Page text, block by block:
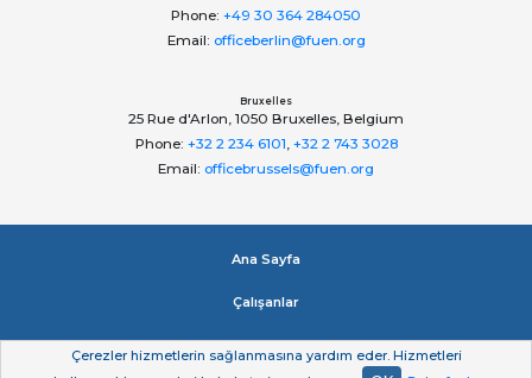
Phone: +49 30 364 284050
Email: officeberlin@fuen.org
Bruxelles
25 Rue d'Arlon, 1050 Bruxelles, Belgium
Phone: +32 2 234 6101 +32 2 743 3028
Email: officebrussels@fuen.org
Ana Sayfa
Çalışanlar
Impressum
Çerezler hizmetlerin sağlanmasına yardım eder. Hizmetleri